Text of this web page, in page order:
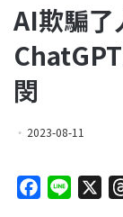
AI欺騙了
閔
2023-08-11